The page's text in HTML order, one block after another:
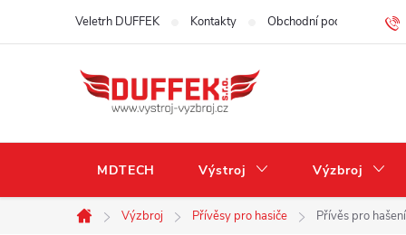
Veletrh DUFFEK Kontakty Obchodní podmínky
MDTECH Výstroj Výzbroj
Domů
Výzbroj Přívěsy pro hasiče Přívěs pro hašení